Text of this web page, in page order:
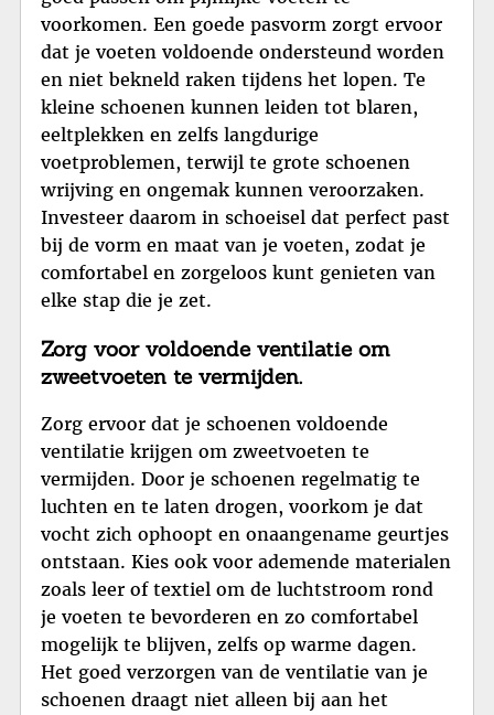
voorkomen. Een goede pasvorm zorgt ervoor
dat je voeten voldoende ondersteund worden
en niet bekneld raken tijdens het lopen. Te
kleine schoenen kunnen leiden tot blaren,
eeltplekken en zelfs langdurige
voetproblemen, terwijl te grote schoenen
wrijving en ongemak kunnen veroorzaken.
Investeer daarom in schoeisel dat perfect past
bij de vorm en maat van je voeten, zodat je
comfortabel en zorgeloos kunt genieten van
elke stap die je zet.
Zorg voor voldoende ventilatie om
zweetvoeten te vermijden.
Zorg ervoor dat je schoenen voldoende
ventilatie krijgen om zweetvoeten te
vermijden. Door je schoenen regelmatig te
luchten en te laten drogen, voorkom je dat
vocht zich ophoopt en onaangename geurtjes
ontstaan. Kies ook voor ademende materialen
zoals leer of textiel om de luchtstroom rond
je voeten te bevorderen en zo comfortabel
mogelijk te blijven, zelfs op warme dagen.
Het goed verzorgen van de ventilatie van je
schoenen draagt niet alleen bij aan het